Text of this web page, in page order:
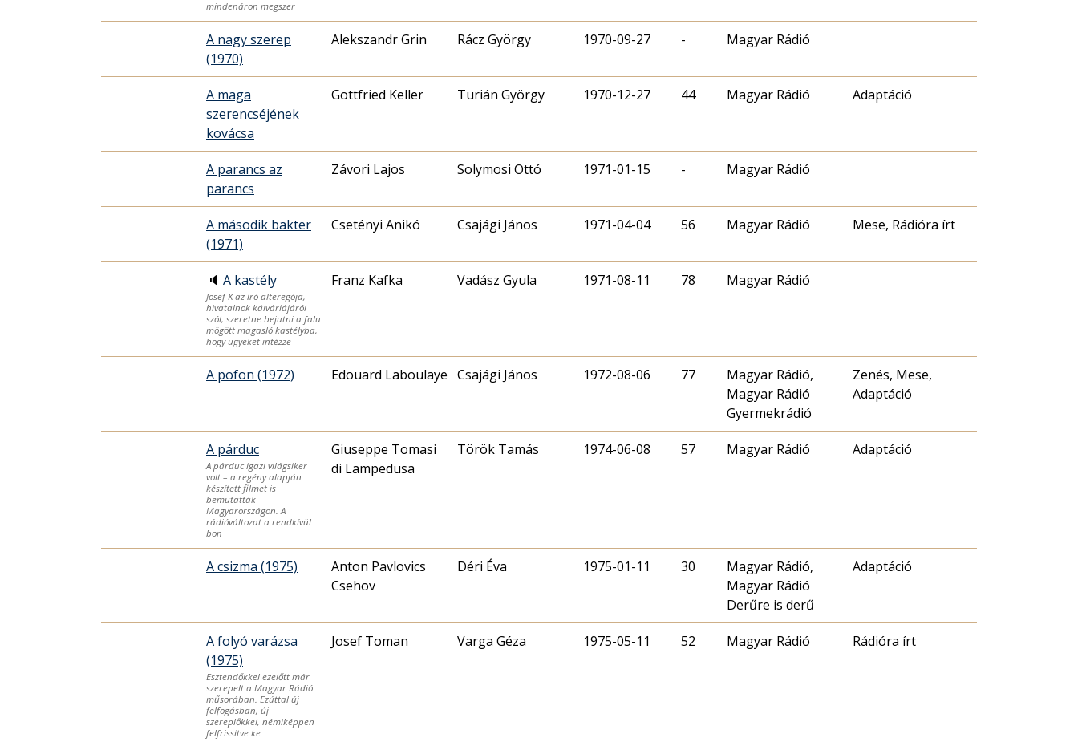
mindenáron megszer
A nagy szerep
(1970)
Alekszandr Grin Rácz György 1970-09-27 - Magyar Rádió
A maga
szerencséjének
kovácsa
Gottfried Keller Turián György 1970-12-27 44 Magyar Rádió Adaptáció
A parancs az
parancs
Závori Lajos Solymosi Ottó 1971-01-15 - Magyar Rádió
A második bakter
(1971)
Csetényi Anikó Csajági János 1971-04-04 56 Magyar Rádió Mese, Rádióra írt
🔈 A kastély
Josef K az író alteregója,
hivatalnok kálváriájáról
szól, szeretne bejutni a falu
mögött magasló kastélyba,
hogy ügyeket intézze
Franz Kafka Vadász Gyula 1971-08-11 78 Magyar Rádió
A pofon (1972) Edouard Laboulaye Csajági János 1972-08-06 77
Magyar Rádió,
Magyar Rádió
Gyermekrádió
Zenés, Mese,
Adaptáció
A párduc
A párduc igazi világsiker
volt – a regény alapján
készített filmet is
bemutatták
Magyarországon. A
rádióváltozat a rendkívül
bon
Giuseppe Tomasi
di Lampedusa
Török Tamás 1974-06-08 57 Magyar Rádió Adaptáció
A csizma (1975)
Anton Pavlovics
Csehov
Déri Éva 1975-01-11 30
Magyar Rádió,
Magyar Rádió
Derűre is derű
Adaptáció
A folyó varázsa
(1975)
Esztendőkkel ezelőtt már
szerepelt a Magyar Rádió
műsorában. Ezúttal új
felfogásban, új
szereplőkkel, némiképpen
felfrissítve ke
Josef Toman Varga Géza 1975-05-11 52 Magyar Rádió Rádióra írt